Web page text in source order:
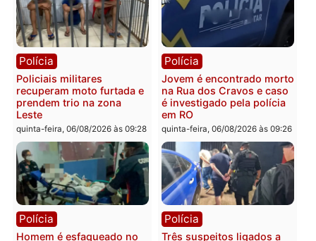
Polícia
Homem é encontrado
morto em residência no
bairro Colina Park em RO
sexta-feira, 07/08/2026 às 09:30
Polícia
Polícia Militar apreende
explosivos e
durante patrulhamento
fluvial no Rio Madeira em
Porto Velho
sexta-feira, 07/08/2026 às
Polícia Política